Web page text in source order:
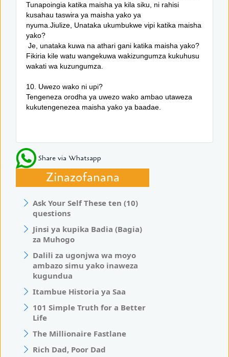
Tunapoingia katika maisha ya kila siku, ni rahisi
kusahau taswira ya maisha yako ya
nyuma.Jiulize, Unataka ukumbukwe vipi katika maisha
yako?
Je, unataka kuwa na athari gani katika maisha yako?
Fikiria kile watu wangekuwa wakizungumza kukuhusu
wakati wa kuzungumza.
10. Uwezo wako ni upi?
Tengeneza orodha ya uwezo wako ambao utaweza
kukutengenezea maisha yako ya baadae.
Share via Whatsapp
Zinazofanana
Ask Your Self These ten (10)
questions
Jinsi ya kupika Badia (Bagia)
za Muhogo
Dalili za ugonjwa wa moyo
ambazo simu yako inaweza
kugundua
Itambue Historia ya Saa
101 Simple Truth for a Better
Life
The Millionaire Fastlane
Rich Dad, Poor Dad